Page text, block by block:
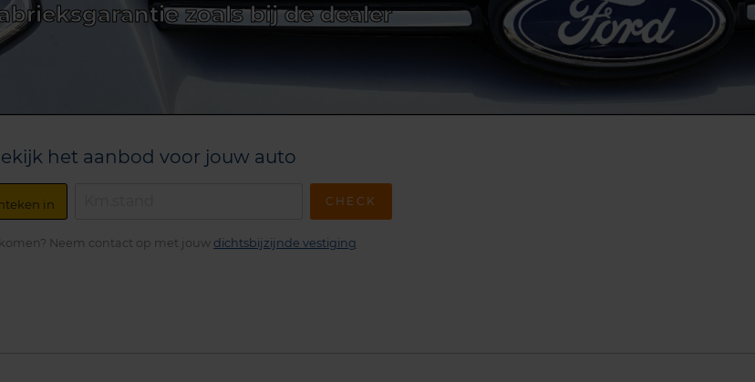
zoals bij de dealer
het aanbod voor jouw auto
CHECK
Neem contact op met jouw dichtsbijzijnde vestiging